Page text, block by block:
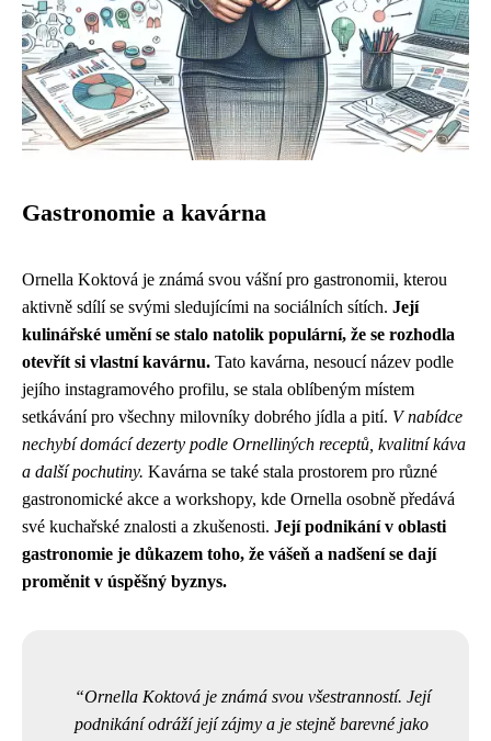
Gastronomie a kavárna
Ornella Koktová je známá svou vášní pro gastronomii, kterou
aktivně sdílí se svými sledujícími na sociálních sítích. Její
kulinářské umění se stalo natolik populární, že se rozhodla
otevřít si vlastní kavárnu. Tato kavárna, nesoucí název podle
jejího instagramového profilu, se stala oblíbeným místem
setkávání pro všechny milovníky dobrého jídla a pití. V nabídce
nechybí domácí dezerty podle Ornelliných receptů, kvalitní káva
a další pochutiny. Kavárna se také stala prostorem pro různé
gastronomické akce a workshopy, kde Ornella osobně předává
své kuchařské znalosti a zkušenosti. Její podnikání v oblasti
gastronomie je důkazem toho, že vášeň a nadšení se dají
proměnit v úspěšný byznys.
Ornella Koktová je známá svou všestranností. Její
podnikání odráží její zájmy a je stejně barevné jako